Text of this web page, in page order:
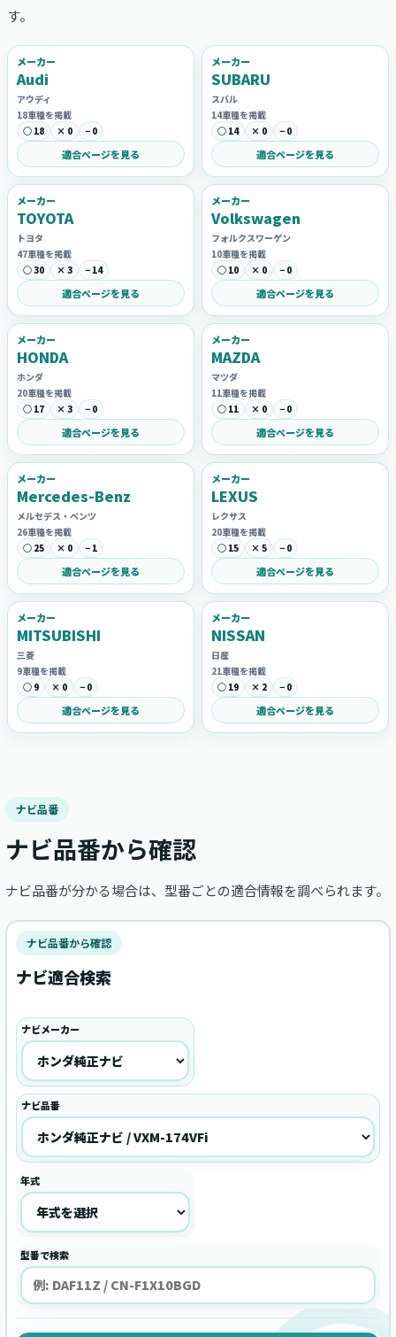
す。
メーカー
Audi
アウディ
18車種を掲載
○ 18
× 0 − 0
適合ページを見る
メーカー
SUBARU
スバル
14車種を掲載
○ 14
× 0 − 0
適合ページを見る
メーカー
TOYOTA
トヨタ
47車種を掲載
○ 30
× 3 − 14
適合ページを見る
メーカー
Volkswagen
フォルクスワーゲン
10車種を掲載
○ 10
× 0 − 0
適合ページを見る
メーカー
HONDA
ホンダ
20車種を掲載
○ 17
× 3 − 0
適合ページを見る
メーカー
MAZDA
マツダ
11車種を掲載
○ 11
× 0 − 0
適合ページを見る
メーカー
Mercedes-Benz
メルセデス・ベンツ
26車種を掲載
○ 25
× 0 − 1
適合ページを見る
メーカー
LEXUS
レクサス
20車種を掲載
○ 15
× 5 − 0
適合ページを見る
メーカー
MITSUBISHI
三菱
9車種を掲載
○ 9
× 0 − 0
適合ページを見る
メーカー
NISSAN
日産
21車種を掲載
○ 19
× 2 − 0
適合ページを見る
ナビ品番
ナビ品番から確認
ナビ品番が分かる場合は、型番ごとの適合情報を調べられます。
ナビ品番から確認
ナビ適合検索
ナビメーカー
ナビ品番
年式
型番で検索